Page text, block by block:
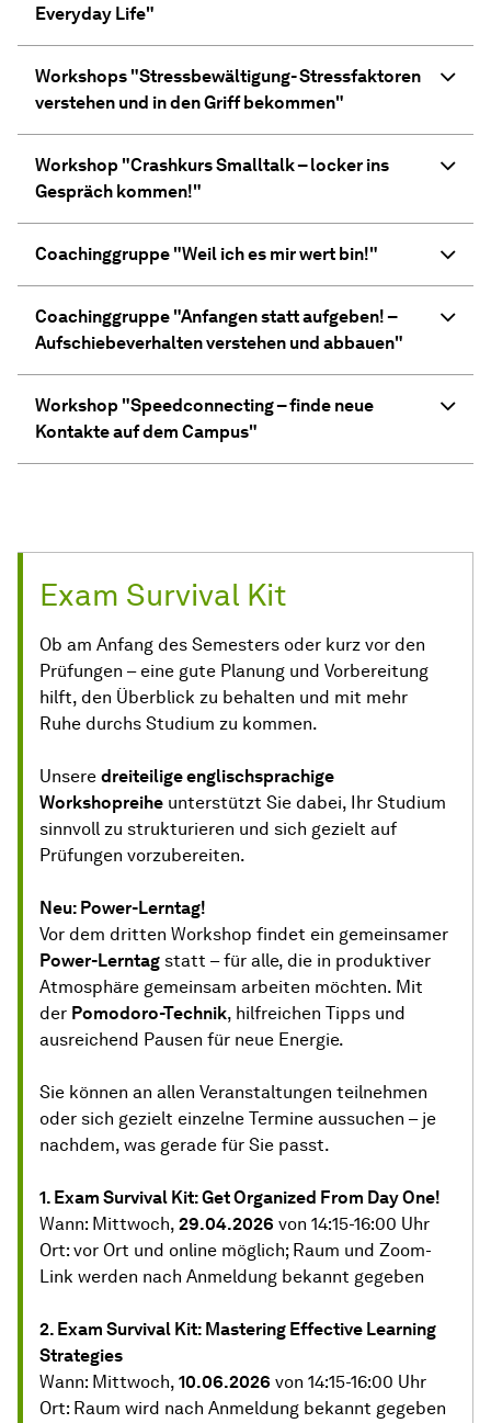
Everyday Life"
Workshops "Stressbewältigung- Stressfaktoren
verstehen und in den Griff bekommen"
Workshop "Crashkurs Smalltalk – locker ins
Gespräch kommen!"
Coachinggruppe "Weil ich es mir wert bin!"
Coachinggruppe "Anfangen statt aufgeben! –
Aufschiebeverhalten verstehen und abbauen"
Workshop "Speedconnecting – finde neue
Kontakte auf dem Campus"
Exam Survival Kit
Ob am Anfang des Semesters oder kurz vor den
Prüfungen – eine gute Planung und Vorbereitung
hilft, den Überblick zu behalten und mit mehr
Ruhe durchs Studium zu kommen.
Unsere dreiteilige englischsprachige
Workshopreihe unterstützt Sie dabei, Ihr Studium
sinnvoll zu strukturieren und sich gezielt auf
Prüfungen vorzubereiten.
Neu: Power-Lerntag!
Vor dem dritten Workshop findet ein gemeinsamer
Power-Lerntag statt – für alle, die in produktiver
Atmosphäre gemeinsam arbeiten möchten. Mit
der Pomodoro-Technik, hilfreichen Tipps und
ausreichend Pausen für neue Energie.
Sie können an allen Veranstaltungen teilnehmen
oder sich gezielt einzelne Termine aussuchen – je
nachdem, was gerade für Sie passt.
1. Exam Survival Kit: Get Organized From Day One!
Wann: Mittwoch, 29.04.2026 von 14:15-16:00 Uhr
Ort: vor Ort und online möglich; Raum und Zoom-
Link werden nach Anmeldung bekannt gegeben
2. Exam Survival Kit: Mastering Effective Learning
Strategies
Wann: Mittwoch, 10.06.2026 von 14:15-16:00 Uhr
Ort: Raum wird nach Anmeldung bekannt gegeben